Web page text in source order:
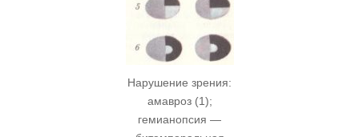
Нарушение зрения:
амавроз (1);
гемианопсия —